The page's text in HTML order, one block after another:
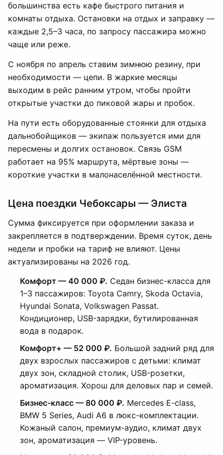
большинства есть кафе быстрого питания и
комнаты отдыха. Остановки на отдых и заправку —
каждые 2,5–3 часа, по запросу пассажира можно
чаще или реже.
С ноября по апрель ставим зимнюю резину, при
необходимости — цепи. В жаркие месяцы
выходим в рейс ранним утром, чтобы пройти
открытые участки до пиковой жары и пробок.
На пути есть оборудованные стоянки для отдыха
дальнобойщиков — экипаж пользуется ими для
пересмены и долгих остановок. Связь GSM
работает на 95% маршрута, мёртвые зоны —
короткие участки в малонаселённой местности.
Цена поездки Чебоксары — Элиста
Сумма фиксируется при оформлении заказа и
закрепляется в подтверждении. Время суток, день
недели и пробки на тариф не влияют. Цены
актуализированы на 2026 год.
Комфорт — 40 000 ₽. Седан бизнес-класса для
1–3 пассажиров: Toyota Camry, Skoda Octavia,
Hyundai Sonata, Volkswagen Passat.
Кондиционер, USB-зарядки, бутилированная
вода в подарок.
Комфорт+ — 52 000 ₽. Большой задний ряд для
двух взрослых пассажиров с детьми: климат
двух зон, складной столик, USB-розетки,
ароматизация. Хорош для деловых пар и семей.
Бизнес-класс — 80 000 ₽. Mercedes E-class,
BMW 5 Series, Audi A6 в люкс-комплектации.
Кожаный салон, премиум-аудио, климат двух
зон, ароматизация — VIP-уровень.